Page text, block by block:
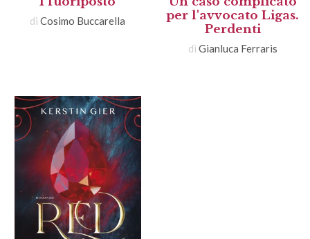
di Cosimo Buccarella
per l'avvocato Ligas.
Perdenti
di Gianluca Ferraris